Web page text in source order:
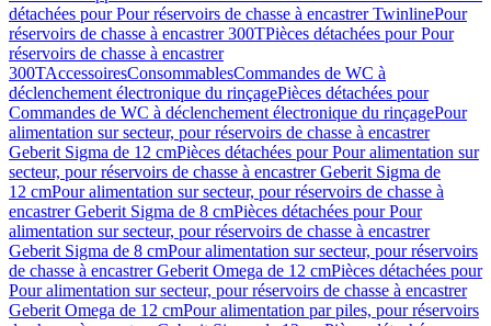
détachées pour Pour réservoirs de chasse à encastrer TwinlinePour
réservoirs de chasse à encastrer 300TPièces détachées pour Pour
réservoirs de chasse à encastrer
300TAccessoiresConsommablesCommandes de WC à
déclenchement électronique du rinçagePièces détachées pour
Commandes de WC à déclenchement électronique du rinçagePour
alimentation sur secteur, pour réservoirs de chasse à encastrer
Geberit Sigma de 12 cmPièces détachées pour Pour alimentation sur
secteur, pour réservoirs de chasse à encastrer Geberit Sigma de
12 cmPour alimentation sur secteur, pour réservoirs de chasse à
encastrer Geberit Sigma de 8 cmPièces détachées pour Pour
alimentation sur secteur, pour réservoirs de chasse à encastrer
Geberit Sigma de 8 cmPour alimentation sur secteur, pour réservoirs
de chasse à encastrer Geberit Omega de 12 cmPièces détachées pour
Pour alimentation sur secteur, pour réservoirs de chasse à encastrer
Geberit Omega de 12 cmPour alimentation par piles, pour réservoirs